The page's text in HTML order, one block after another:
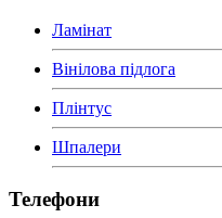
Ламінат
Вінілова підлога
Плінтус
Шпалери
Телефони